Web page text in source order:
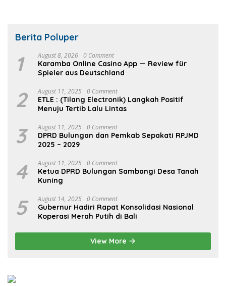
Berita Poluper
1 August 8, 2026 0 Comment
Karamba Online Casino App — Review für
Spieler aus Deutschland
2 August 11, 2025 0 Comment
ETLE : (Tilang Electronik) Langkah Positif
Menuju Tertib Lalu Lintas
3 August 11, 2025 0 Comment
DPRD Bulungan dan Pemkab Sepakati RPJMD
2025 – 2029
4 August 11, 2025 0 Comment
Ketua DPRD Bulungan Sambangi Desa Tanah
Kuning
5 August 14, 2025 0 Comment
Gubernur Hadiri Rapat Konsolidasi Nasional
Koperasi Merah Putih di Bali
View More